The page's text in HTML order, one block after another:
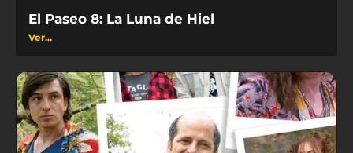
El Paseo 8: La Luna de Hiel
Ver...